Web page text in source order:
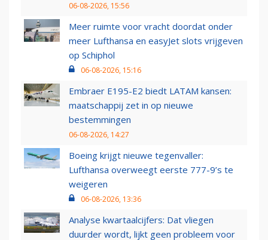
06-08-2026, 15:56
Meer ruimte voor vracht doordat onder
meer Lufthansa en easyJet slots vrijgeven
op Schiphol
06-08-2026, 15:16
Embraer E195-E2 biedt LATAM kansen:
maatschappij zet in op nieuwe
bestemmingen
06-08-2026, 14:27
Boeing krijgt nieuwe tegenvaller:
Lufthansa overweegt eerste 777-9’s te
weigeren
06-08-2026, 13:36
Analyse kwartaalcijfers: Dat vliegen
duurder wordt, lijkt geen probleem voor